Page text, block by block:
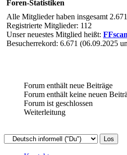
Foren-Statistiken
Alle Mitglieder haben insgesamt
Registrierte Mitglieder: 112
Unser neuestes Mitglied heißt:
Besucherrekord: 6.671 (06.09.2025
Forum enthält neue Beiträge
Forum enthält keine neuen
Forum ist geschlossen
Weiterleitung